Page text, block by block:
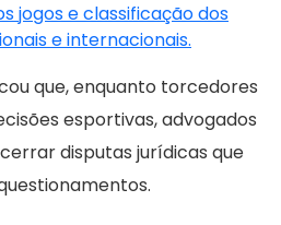
jogos e classificação dos
e internacionais.
que, enquanto torcedores
esportivas, advogados
disputas jurídicas que